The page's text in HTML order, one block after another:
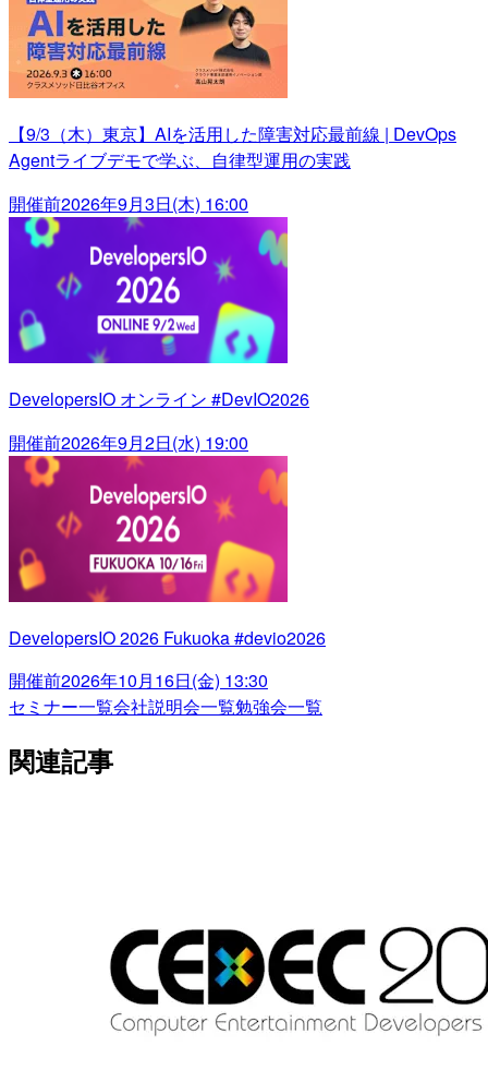
【9/3（木）東京】AIを活用した障害対応最前線 | DevOps
Agentライブデモで学ぶ、自律型運用の実践
開催前2026年9月3日(木) 16:00
DevelopersIO オンライン #DevIO2026
開催前2026年9月2日(水) 19:00
DevelopersIO 2026 Fukuoka #devio2026
開催前2026年10月16日(金) 13:30
セミナー一覧会社説明会一覧勉強会一覧
関連記事